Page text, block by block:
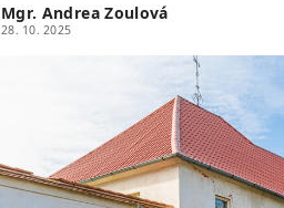
Mgr. Andrea Zoulová
28. 10. 2025